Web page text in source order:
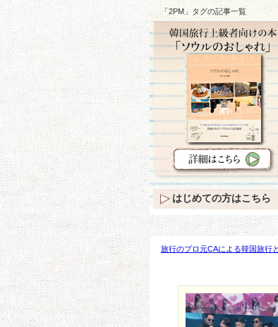
「2PM」タグの記事一覧
旅行のプロ元CAによる韓国旅行
はじめての方はこちら